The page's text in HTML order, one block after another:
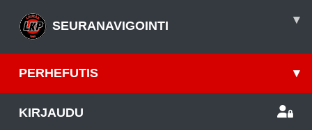
SEURANAVIGOINTI ▾
PERHEFUTIS ▾
KIRJAUDU